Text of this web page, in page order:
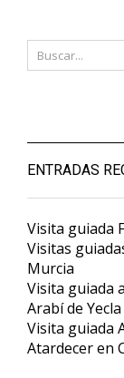
ENTRADAS
Visita guiada
Visitas
Murcia
Visita guiada
Arabí de Yecla
Visita guiada
Atardecer en